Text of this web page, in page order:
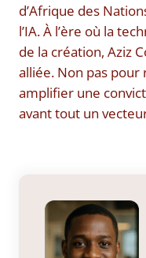
d’Afrique des
l’IA. À l’ère où la
de la création, Aziz
alliée. Non pas pour
amplifier une
avant tout un